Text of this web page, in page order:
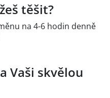
těšit?
na 4-6 hodin denně
Vaši skvělou